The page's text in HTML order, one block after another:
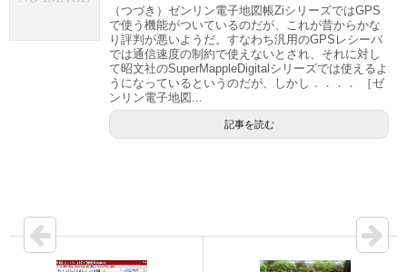
（つづき）ゼンリン電子地図帳ZiシリーズではGPS
で使う機能がついているのだが、これが昔からかな
り評判が悪いようだ。すなわち汎用のGPSレシーバ
では通信速度の制約で使えないとされ、それに対し
て昭文社のSuperMappleDigitalシリーズでは使えるよ
うになっているというのだが、しかし．．．． ［ゼ
ンリン電子地図...
記事を読む